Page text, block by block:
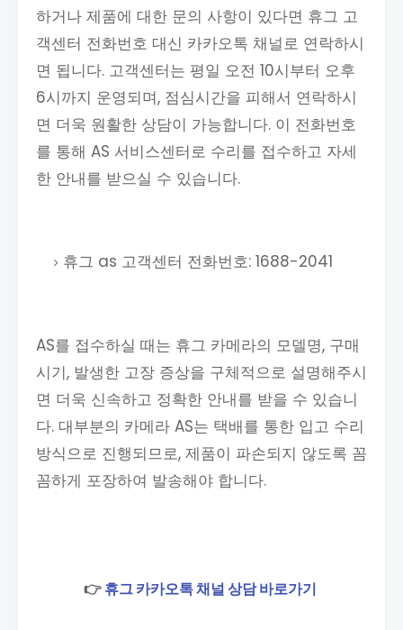
하거나 제품에 대한 문의 사항이 있다면 휴그 고
객센터 전화번호 대신 카카오톡 채널로 연락하시
면 됩니다. 고객센터는 평일 오전 10시부터 오후
6시까지 운영되며, 점심시간을 피해서 연락하시
면 더욱 원활한 상담이 가능합니다. 이 전화번호
를 통해 AS 서비스센터로 수리를 접수하고 자세
한 안내를 받으실 수 있습니다.
휴그 as 고객센터 전화번호: 1688-2041
AS를 접수하실 때는 휴그 카메라의 모델명, 구매
시기, 발생한 고장 증상을 구체적으로 설명해주시
면 더욱 신속하고 정확한 안내를 받을 수 있습니
다. 대부분의 카메라 AS는 택배를 통한 입고 수리
방식으로 진행되므로, 제품이 파손되지 않도록 꼼
꼼하게 포장하여 발송해야 합니다.
👉휴그 카카오톡 채널 상담 바로가기